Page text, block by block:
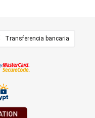
Transferencia bancaria